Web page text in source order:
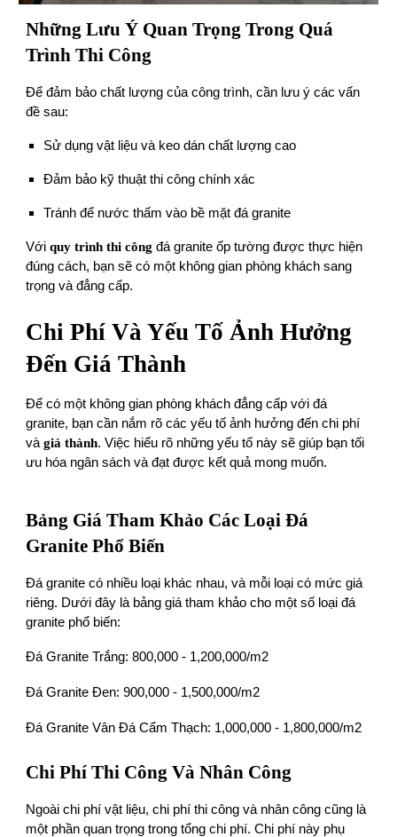
Những Lưu Ý Quan Trọng Trong Quá
Trình Thi Công
Để đảm bảo chất lượng của công trình, cần lưu ý các vấn
đề sau:
Sử dụng vật liệu và keo dán chất lượng cao
Đảm bảo kỹ thuật thi công chính xác
Tránh để nước thấm vào bề mặt đá granite
Vớiquy trình thi công đá granite ốp tường được thực hiện
đúng cách, bạn sẽ có một không gian phòng khách sang
trọng và đẳng cấp.
Chi Phí Và Yếu Tố Ảnh Hưởng
Đến Giá Thành
Để có một không gian phòng khách đẳng cấp với đá
granite, bạn cần nắm rõ các yếu tố ảnh hưởng đến chi phí
vàgiá thành. Việc hiểu rõ những yếu tố này sẽ giúp bạn tối
ưu hóa ngân sách và đạt được kết quả mong muốn.
Bảng Giá Tham Khảo Các Loại Đá
Granite Phổ Biến
Đá granite có nhiều loại khác nhau, và mỗi loại có mức giá
riêng. Dưới đây là bảng giá tham khảo cho một số loại đá
granite phổ biến:
Đá Granite Trắng: 800,000 - 1,200,000/m2
Đá Granite Đen: 900,000 - 1,500,000/m2
Đá Granite Vân Đá Cẩm Thạch: 1,000,000 - 1,800,000/m2
Chi Phí Thi Công Và Nhân Công
Ngoài chi phí vật liệu, chi phí thi công và nhân công cũng là
một phần quan trọng trong tổng chi phí. Chi phí này phụ